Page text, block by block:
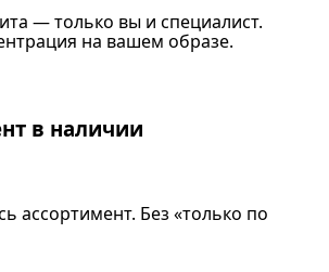
— только вы и специалист.
на вашем образе.
в наличии
ассортимент. Без «только по